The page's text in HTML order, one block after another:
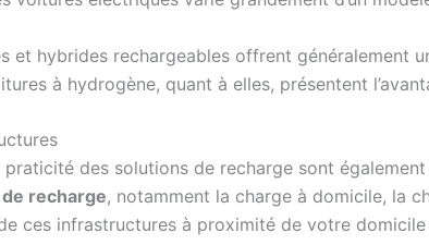
et hybrides rechargeables offrent généralement
à hydrogène, quant à elles, présentent
des solutions de recharge sont
recharge, notamment la charge à domicile, la
ces infrastructures à proximité de votre